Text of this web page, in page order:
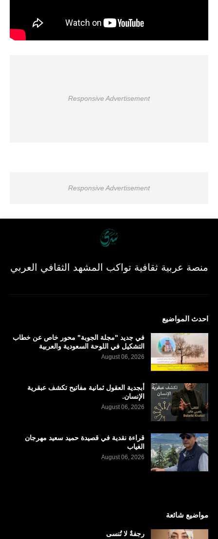
Responsive Advertisement
Responsive Advertisement
منصة عربية ثقافية تواكب المشهد الثقافي العربي
احدث المواضيع
في جديد "مجلة الجوبة" محور خاص عن خطاب
التشكيل في اللوحة السعودية والعربية
August 06, 2026
أبجدية العقول ثمانية مفاتيح تكشف عبقرية
الإنسان.
August 06, 2026
قراءة نقدية في قصيدة حميد سعيد مهرجان
الغياب
August 06, 2026
مواضيع شائعة
رجفةٌ لا تُنسى